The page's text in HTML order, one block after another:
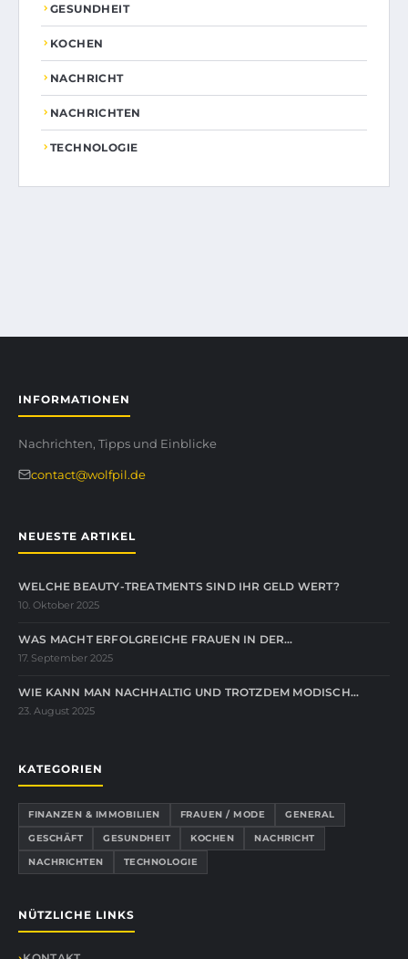
GESUNDHEIT
KOCHEN
NACHRICHT
NACHRICHTEN
TECHNOLOGIE
INFORMATIONEN
Nachrichten, Tipps und Einblicke
contact@wolfpil.de
NEUESTE ARTIKEL
WELCHE BEAUTY-TREATMENTS SIND IHR GELD WERT?
10. Oktober 2025
WAS MACHT ERFOLGREICHE FRAUEN IN DER…
17. September 2025
WIE KANN MAN NACHHALTIG UND TROTZDEM MODISCH…
23. August 2025
KATEGORIEN
FINANZEN & IMMOBILIEN FRAUEN / MODE
GENERAL
GESCHÄFT
GESUNDHEIT KOCHEN
NACHRICHT
NACHRICHTEN
TECHNOLOGIE
NÜTZLICHE LINKS